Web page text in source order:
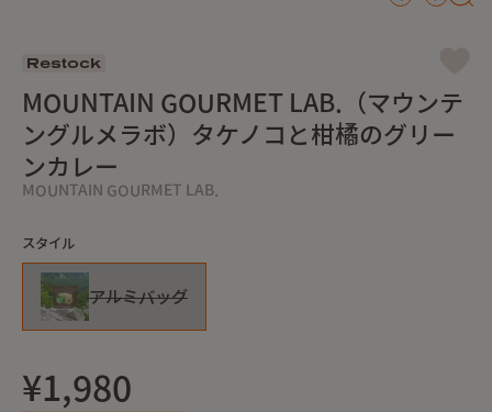
Restock
MOUNTAIN GOURMET LAB.（マウンテ
ングルメラボ）タケノコと柑橘のグリー
ンカレー
MOUNTAIN GOURMET LAB.
スタイル
アルミバッグ
¥1,980